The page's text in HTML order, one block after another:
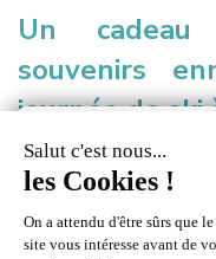
Un
souvenirs
journée de ski
UTILISATION